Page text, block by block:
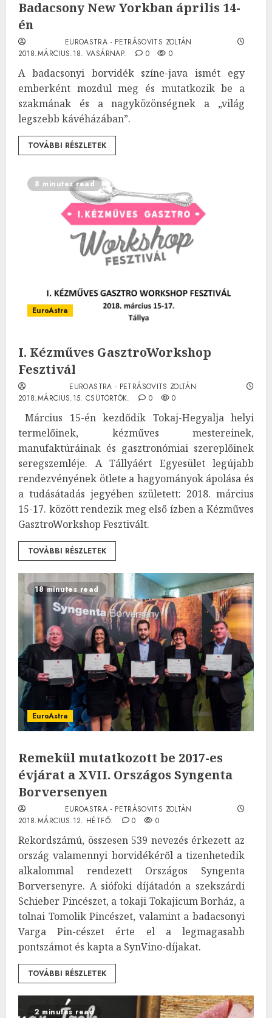
Badacsony New Yorkban április 14-
én
EUROASTRA - PETRÁSOVITS ZOLTÁN
2018.MÁRCIUS.18. VASÁRNAP.
0 0
A badacsonyi borvidék színe-java ismét egy
emberként mozdul meg és mutatkozik be a
szakmának és a nagyközönségnek a „világ
legszebb kávéházában”.
TOVÁBBI RÉSZLETEK
8 minutes read
EuroAstra
I. Kézműves GasztroWorkshop
Fesztivál
EUROASTRA - PETRÁSOVITS ZOLTÁN
2018.MÁRCIUS.15. CSÜTÖRTÖK.
0 0
Március 15-én kezdődik Tokaj-Hegyalja helyi
termelőinek, kézműves mestereinek,
manufaktúráinak és gasztronómiai szereplőinek
seregszemléje. A Tállyáért Egyesület legújabb
rendezvényének ötlete a hagyományok ápolása és
a tudásátadás jegyében született: 2018. március
15-17. között rendezik meg első ízben a Kézműves
GasztroWorkshop Fesztivált.
TOVÁBBI RÉSZLETEK
18 minutes read
EuroAstra
Remekül mutatkozott be 2017-es
évjárat a XVII. Országos Syngenta
Borversenyen
EUROASTRA - PETRÁSOVITS ZOLTÁN
2018.MÁRCIUS.12. HÉTFŐ.
0 0
Rekordszámú, összesen 539 nevezés érkezett az
ország valamennyi borvidékéről a tizenhetedik
alkalommal rendezett Országos Syngenta
Borversenyre. A siófoki díjátadón a szekszárdi
Schieber Pincészet, a tokaji Tokajicum Borház, a
tolnai Tomolik Pincészet, valamint a badacsonyi
Varga Pin-cészet érte el a legmagasabb
pontszámot és kapta a SynVino-díjakat.
TOVÁBBI RÉSZLETEK
2 minutes read